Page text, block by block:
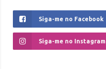
Siga-me no Facebook
Siga-me no Instagram